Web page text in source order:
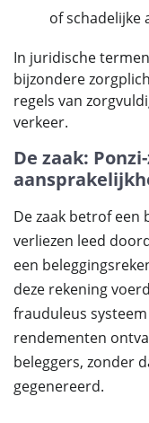
of schadelijke
In juridische
bijzondere
regels van
verkeer.
De zaak:
De zaak betrof een
verliezen leed
een
deze rekening
frauduleus
rendementen
beleggers, zonder
gegenereerd.